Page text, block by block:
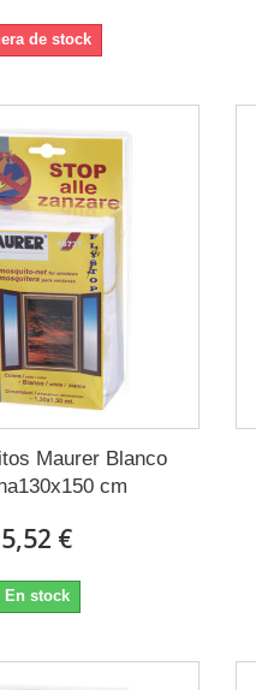
de stock
Maurer Blanco
cm
5,52 €
En stock